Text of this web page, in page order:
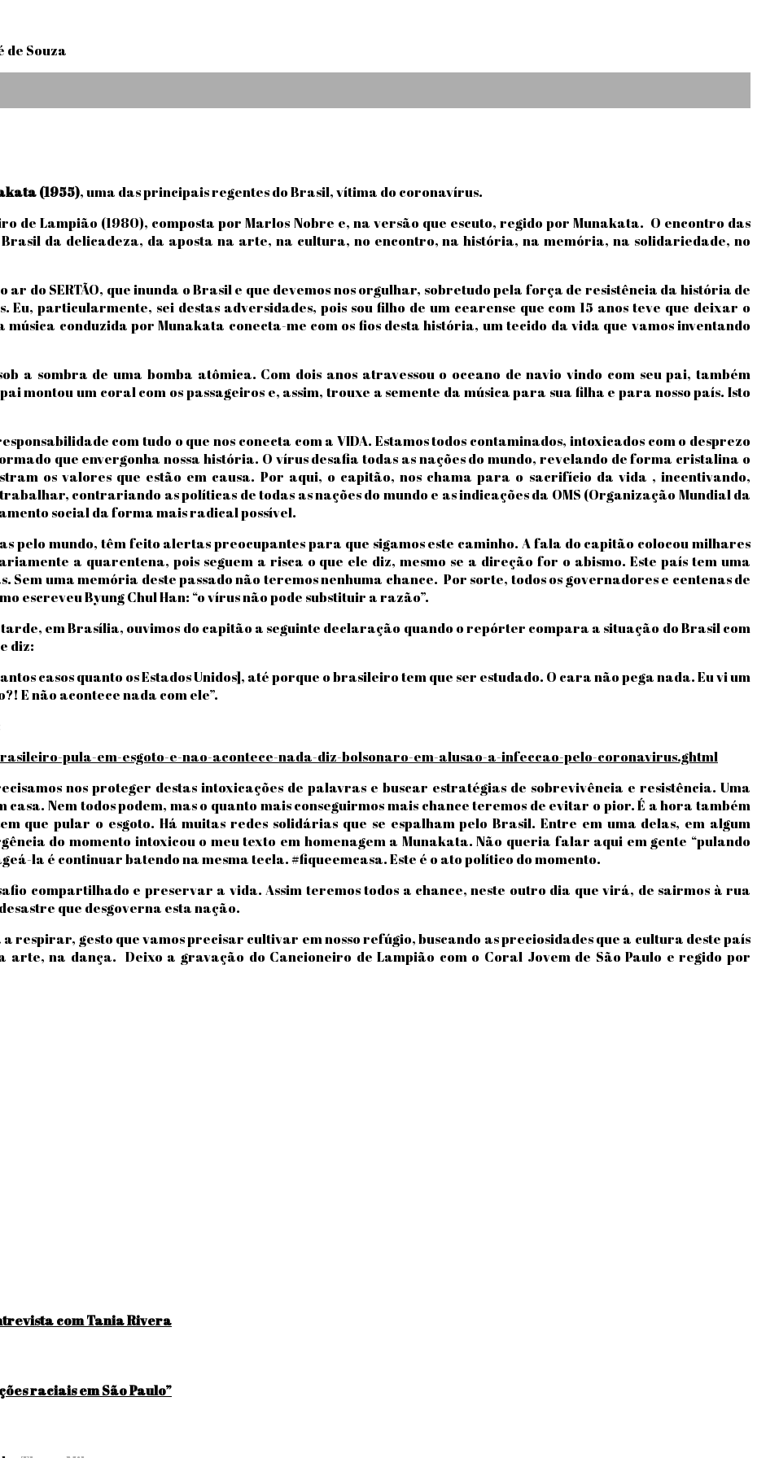
de Souza
(1955), uma das principais regentes do Brasil, vítima do coronavírus.
de Lampião (1980), composta por Marlos Nobre e, na versão que escuto, regido por Munakata. O encontro das
Brasil da delicadeza, da aposta na arte, na cultura, no encontro, na história, na memória, na solidariedade, no
do SERTÃO, que inunda o Brasil e que devemos nos orgulhar, sobretudo pela força de resistência da história de
particularmente, sei destas adversidades, pois sou filho de um cearense que com 15 anos teve que deixar o
conduzida por Munakata conecta-me com os fios desta história, um tecido da vida que vamos inventando
a sombra de uma bomba atômica. Com dois anos atravessou o oceano de navio vindo com seu pai, também
montou um coral com os passageiros e, assim, trouxe a semente da música para sua filha e para nosso país. Isto
com tudo o que nos conecta com a VIDA. Estamos todos contaminados, intoxicados com o desprezo
que envergonha nossa história. O vírus desafia todas as nações do mundo, revelando de forma cristalina o
os valores que estão em causa. Por aqui, o capitão, nos chama para o sacrifício da vida , incentivando,
contrariando as políticas de todas as nações do mundo e as indicações da OMS (Organização Mundial da
social da forma mais radical possível.
pelo mundo, têm feito alertas preocupantes para que sigamos este caminho. A fala do capitão colocou milhares
a quarentena, pois seguem a risca o que ele diz, mesmo se a direção for o abismo. Este país tem uma
Sem uma memória deste passado não teremos nenhuma chance. Por sorte, todos os governadores e centenas de
Byung Chul Han: “o vírus não pode substituir a razão”.
em Brasília, ouvimos do capitão a seguinte declaração quando o repórter compara a situação do Brasil com
diz:
casos quanto os Estados Unidos], até porque o brasileiro tem que ser estudado. O cara não pega nada. Eu vi um
E não acontece nada com ele”.
pula-em-esgoto-e-nao-acontece-nada-diz-bolsonaro-em-alusao-a-infeccao-pelo-coronavirus.ghtml
nos proteger destas intoxicações de palavras e buscar estratégias de sobrevivência e resistência. Uma
Nem todos podem, mas o quanto mais conseguirmos mais chance teremos de evitar o pior. É a hora também
que pular o esgoto. Há muitas redes solidárias que se espalham pelo Brasil. Entre em uma delas, em algum
do momento intoxicou o meu texto em homenagem a Munakata. Não queria falar aqui em gente “pulando
la é continuar batendo na mesma tecla. #fiqueemcasa. Este é o ato político do momento.
compartilhado e preservar a vida. Assim teremos todos a chance, neste outro dia que virá, de sairmos à rua
que desgoverna esta nação.
respirar, gesto que vamos precisar cultivar em nosso refúgio, buscando as preciosidades que a cultura deste país
na dança. Deixo a gravação do Cancioneiro de Lampião com o Coral Jovem de São Paulo e regido por
com Tania Rivera
raciais em São Paulo”